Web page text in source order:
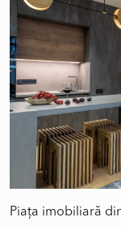
Piața imobiliară